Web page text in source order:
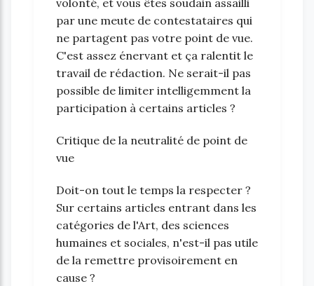
par une meute de contestataires qui
ne partagent pas votre point de vue.
C'est assez énervant et ça ralentit le
travail de rédaction. Ne serait-il pas
possible de limiter intelligemment la
participation à certains articles ?
Critique de la neutralité de point de
vue
Doit-on tout le temps la respecter ?
Sur certains articles entrant dans les
catégories de l'Art, des sciences
humaines et sociales, n'est-il pas utile
de la remettre provisoirement en
cause ?